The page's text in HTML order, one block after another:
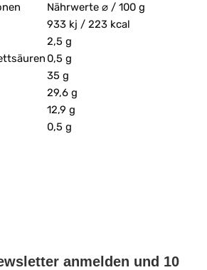
Nährwerte ⌀ / 100 g
933 kj / 223 kcal
2,5 g
0,5 g
35 g
29,6 g
12,9 g
0,5 g
anmelden und 10